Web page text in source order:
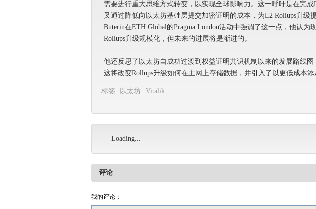
需要进行重大思维方式转变，以实现全球影响力。这一呼吁是在完成
叉通过降低向以太坊基础层提交加密证明的成本，为L2 Rollups升级
Buterin在ETH Global的Pragma London活动中强调了这一点，他认为
Rollups升级规模化，但未来的进展将是渐进的。
他还反思了以太坊自成功过渡到权益证明共识机制以来的发展路线图
这将改变Rollups升级如何在主网上存储数据，并引入了以更低成本添
标签: 以太坊 Vitalik
Loading...
评论
我的评论：